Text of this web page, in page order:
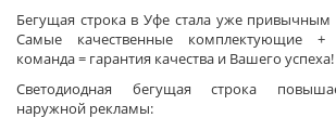
Бегущая строка в Уфе стала уже привычным
Самые качественные комплектующие +
команда = гарантия качества и Вашего успеха!
Светодиодная бегущая строка
наружной рекламы: